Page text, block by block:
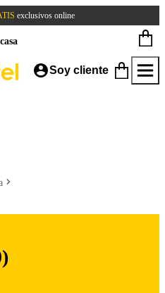
exclusivos online
Soy cliente